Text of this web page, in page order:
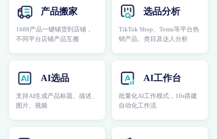
产品搬家
1688产品一键铺货到店铺，
不同平台店铺产品互搬
选品分析
TikTok Shop、Temu等平台热
销产品、类目及达人分析
AI选品
支持AI生成产品标题、描述、
图片、视频
AI工作台
批量化AI工作模式，10s搭建
自动化工作流